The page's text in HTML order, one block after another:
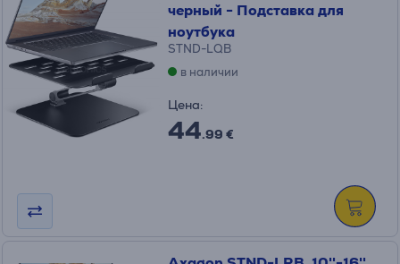
черный - Подставка для
ноутбука
STND-LQB
в наличии
Цена:
44.99 €